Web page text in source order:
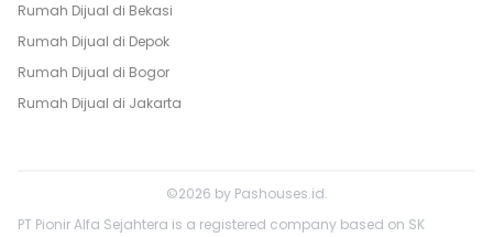
Rumah Dijual di Bekasi
Rumah Dijual di Depok
Rumah Dijual di Bogor
Rumah Dijual di Jakarta
©2026 by Pashouses.id.
PT Pionir Alfa Sejahtera is a registered company based on SK